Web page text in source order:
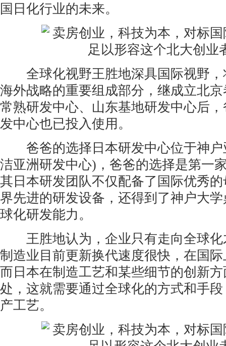
国日化行业的未来。
全球化视野王胜地深具国际视野，
海外战略的重要组成部分，继成立北
常熟研发中心、山东基地研发中心后
发中心也已投入使用。
爸爸的选择日本研发中心位于神户
洁亚洲研发中心)，爸爸的选择是第一
其日本研发团队不仅配备了国际优秀
界先进的研发设备，还得到了神户大
球化研发能力。
王胜地认为，企业只有走向全球化
制造业目前更新换代速度很快，在国
而日本在制造工艺和某些细节的创新
处，这就需要通过全球化的方式和手
产工艺。